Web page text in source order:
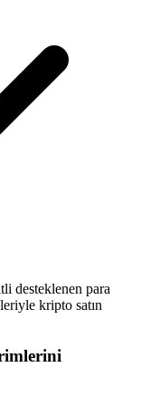
desteklenen para
kripto satın